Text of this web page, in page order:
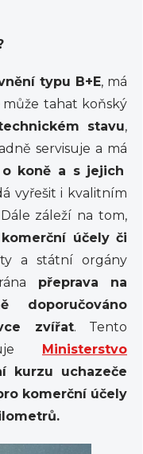
typu B+E, má
tahat koňský
stavu,
servisuje a má
koně a s jejich
vyřešit i kvalitním
záleží na tom,
účely či
a státní orgány
přeprava na
doporučováno
zvířat. Tento
Ministerstvo
kurzu uchazeče
komerční účely